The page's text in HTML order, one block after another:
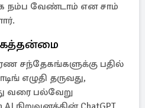
நம்ப வேண்டாம் என சாம்
சந்தேகங்களுக்கு பதில்
எழுதி தருவது,
வரை பல்வேறு